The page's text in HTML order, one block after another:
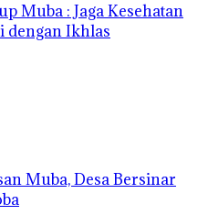
Muba : Jaga Kesehatan
dengan Ikhlas
Muba, Desa Bersinar